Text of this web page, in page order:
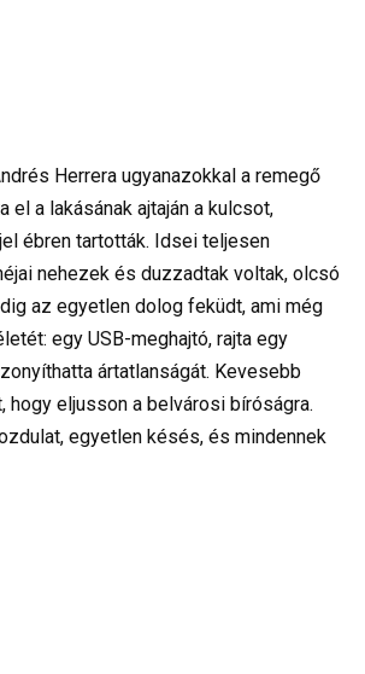
Herrera ugyanazokkal a remegő
el a lakásának ajtaján a kulcsot,
ébren tartották. Idsei teljesen
nehezek és duzzadtak voltak, olcsó
az egyetlen dolog feküdt, ami még
egy USB-meghajtó, rajta egy
ártatlanságát. Kevesebb
hogy eljusson a belvárosi bíróságra.
egyetlen késés, és mindennek